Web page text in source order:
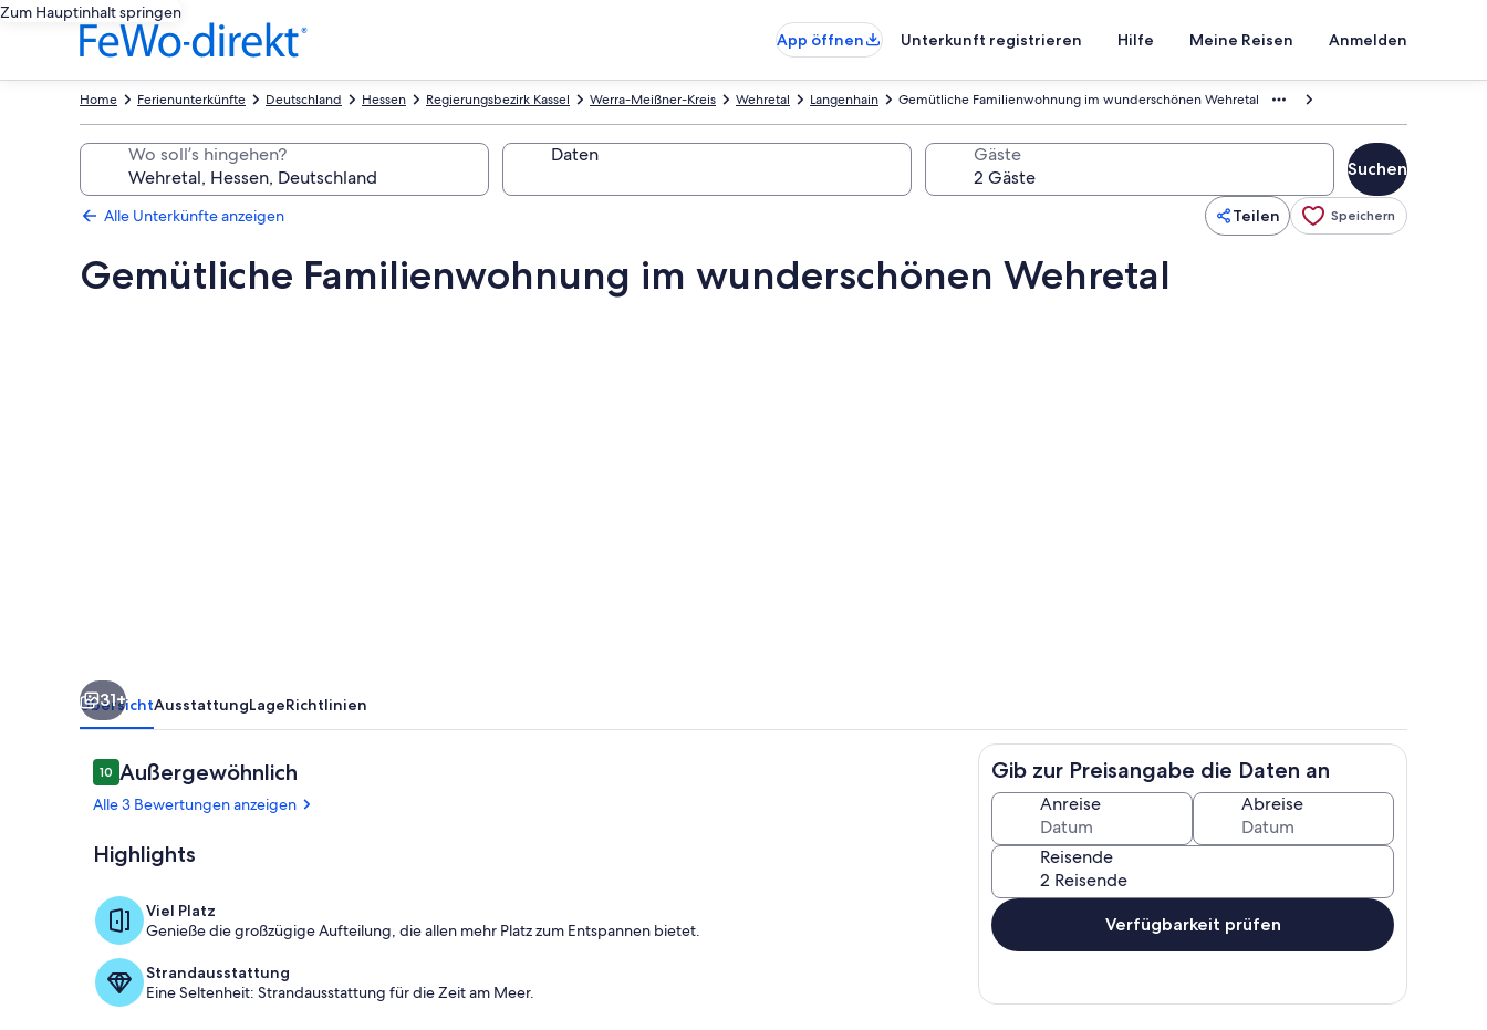
Zum Hauptinhalt springen
App öffnen
Unterkunft registrieren Hilfe Meine Reisen Anmelden
Gemütliche Familienwohnung im wunderschönen Wehretal
Langenhain
Wehretal
Werra-Meißner-Kreis
Regierungsbezirk Kassel
Hessen
Deutschland
Ferienunterkünfte
Home
Wo soll’s hingehen? Daten Gäste
Suchen
Alle Unterkünfte anzeigen Teilen Speichern
Gemütliche Familienwohnung im wunderschönen Wehretal
Wohnbereich Speisen
31+
ÜbersichtAusstattungLageRichtlinien
Bewertungen
1010 von 10.
Außergewöhnlich
Alle 3 Bewertungen anzeigen
Highlights
Viel Platz
Genieße die großzügige Aufteilung, die allen mehr Platz zum Entspannen bietet.
Strandausstattung
Eine Seltenheit: Strandausstattung für die Zeit am Meer.
Gib zur Preisangabe die Daten an
Anreise Abreise
Reisende
Verfügbarkeit prüfen